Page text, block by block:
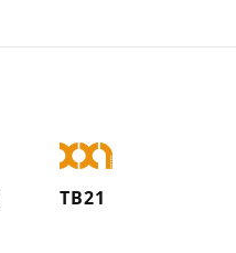
ТВ21